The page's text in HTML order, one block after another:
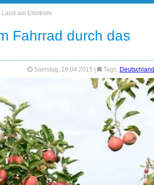
am Elbstrom
Fahrrad durch das
Samstag, 18.04.2015 Tags: Deutschland